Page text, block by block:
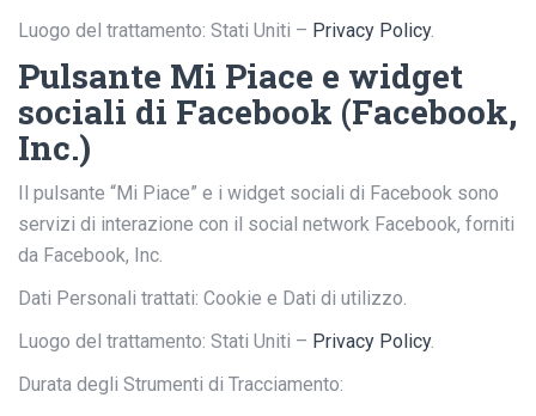
Luogo del trattamento: Stati Uniti – Privacy Policy.
Pulsante Mi Piace e widget
sociali di Facebook (Facebook,
Inc.)
Il pulsante “Mi Piace” e i widget sociali di Facebook sono
servizi di interazione con il social network Facebook, forniti
da Facebook, Inc.
Dati Personali trattati: Cookie e Dati di utilizzo.
Luogo del trattamento: Stati Uniti – Privacy Policy.
Durata degli Strumenti di Tracciamento: